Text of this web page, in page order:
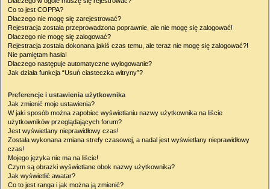
Co to jest COPPA?
Dlaczego nie mogę się zarejestrować?
Rejestracja została przeprowadzona poprawnie, ale nie mogę się zalogować!
Dlaczego nie mogę się zalogować?
Rejestracja została dokonana jakiś czas temu, ale teraz nie mogę się zalogować?!
Nie pamiętam hasła!
Dlaczego następuje automatyczne wylogowanie?
Jak działa funkcja “Usuń ciasteczka witryny”?
Preferencje i ustawienia użytkownika
Jak zmienić moje ustawienia?
W jaki sposób można zapobiec wyświetlaniu nazwy użytkownika na liście
użytkowników przeglądających forum?
Jest wyświetlany nieprawidłowy czas!
Została wykonana zmiana strefy czasowej, a nadal jest wyświetlany nieprawidłowy
czas!
Mojego języka nie ma na liście!
Czym są obrazki wyświetlane obok nazwy użytkownika?
Jak wyświetlić awatar?
Co to jest ranga i jak można ją zmienić?